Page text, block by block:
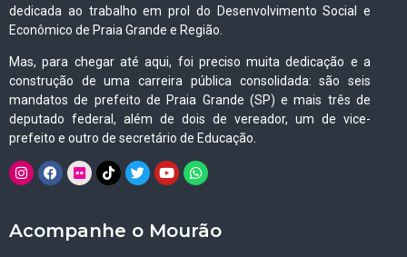
dedicada ao trabalho em prol do Desenvolvimento Social e
Econômico de Praia Grande e Região.
Mas, para chegar até aqui, foi preciso muita dedicação e a
construção de uma carreira pública consolidada: são seis
mandatos de prefeito de Praia Grande (SP) e mais três de
deputado federal, além de dois de vereador, um de vice-
prefeito e outro de secretário de Educação.
Acompanhe o Mourão